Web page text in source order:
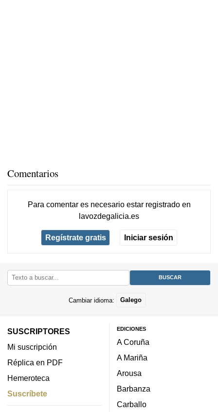
Comentarios
Para comentar es necesario estar registradoen
lavozdegalicia.es
Regístrate gratis Iniciar sesión
Cambiar idioma: Galego
SUSCRIPTORES
Mi suscripción
Réplica en PDF
Hemeroteca
Suscríbete
EDICIONES
A Coruña
A Mariña
Arousa
Barbanza
Carballo